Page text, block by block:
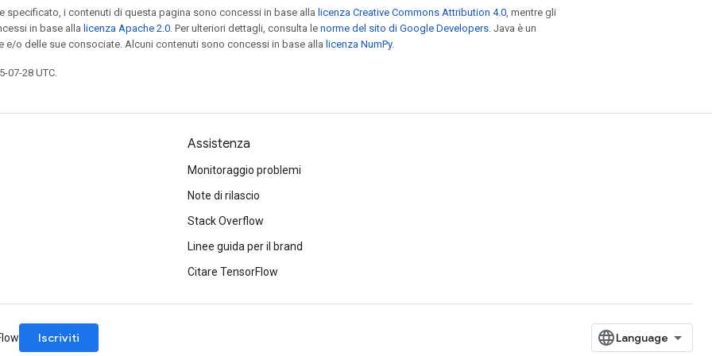
specificato, i contenuti di questa pagina sono concessi in base alla licenza Creative Commons Attribution 4.0 , mentre gli
in base alla licenza Apache 2.0 . Per ulteriori dettagli, consulta le norme del sito di Google Developers . Java è un
e/o delle sue consociate. Alcuni contenuti sono concessi in base alla licenza NumPy.
07-28 UTC.
Assistenza
Monitoraggio problemi
Note di rilascio
Stack Overflow
Linee guida per il brand
Citare TensorFlow
Iscriviti